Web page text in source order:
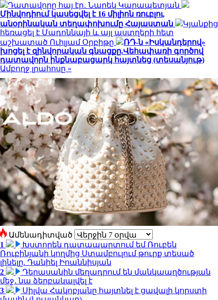
Դատավորը հայ էր․ Նարեկ Կարապետյան
Մինվոդիում կասեցվել է 16 միլիոն ռուբլու
անօրինական տեղափոխումը Հայաստան
Կյանքից
հեռացել է Մադոննայի և այլ աստղերի հետ
աշխատած Ուիլյամ Օրբիթը
ՌԴ-ն «Իսկանդերով»
խոցել է զինվորական գնացքը.Վեհափառի գործով
դատավորն ինքնաբացարկ հայտնեց (տեսանյութ)
Ամբողջ լրահոսը »
Ամենադիտված
1
Խստորեն դատապարտում եմ Ռուբեն
Ռուբինյանի կողմից Ստամբուլում թուրք տեսած
լինելը. Դանիել Իոաննիսյան
2
Դերասանին մեղադրում են մանկապղծության
մեջ․ նա ձերբակալվել է
3
Սիլվա Հակոբյանը հայտնել է ցավալի կորստի